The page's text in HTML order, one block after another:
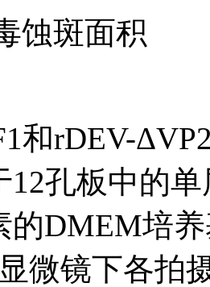
蚀斑面积
和rDEV-
孔板中的
的DMEM培
微镜下各拍